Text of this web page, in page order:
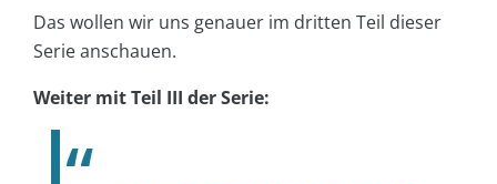
Das wollen wir uns genauer im dritten Teil dieser
Serie anschauen.
Weiter mit Teil III der Serie: